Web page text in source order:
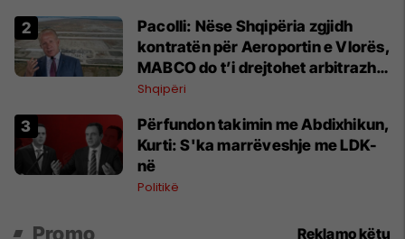
Pacolli: Nëse Shqipëria zgjidh
kontratën për Aeroportin e Vlorës,
MABCO do t’i drejtohet arbitrazhit
ndërkombëtar
Shqipëri
Përfundon takimin me Abdixhikun,
Kurti: S'ka marrëveshje me LDK-
në
Politikë
Promo Reklamo këtu